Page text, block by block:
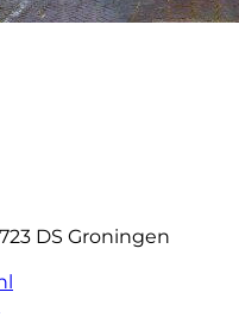
DS Groningen